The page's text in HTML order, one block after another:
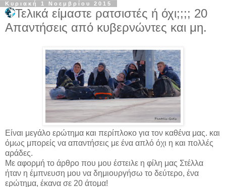
Κυριακή 1 Νοεμβρίου 2015
Τελικά είμαστε ρατσιστές ή όχι;;;; 20
Απαντήσεις από κυβερνώντες και μη.
Είναι μεγάλο ερώτημα και περίπλοκο για τον καθένα μας. και
όμως μπορείς να απαντήσεις με ένα απλό όχι η και πολλές
αράδες.
Με αφορμή το άρθρο που μου έστειλε η φίλη μας Στέλλα
ήταν η έμπνευση μου να δημιουργήσω το δεύτερο, ένα
ερώτημα, έκανα σε 20 άτομα!